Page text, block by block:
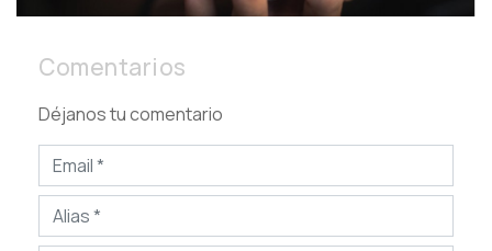
Comentarios
Déjanos tu comentario